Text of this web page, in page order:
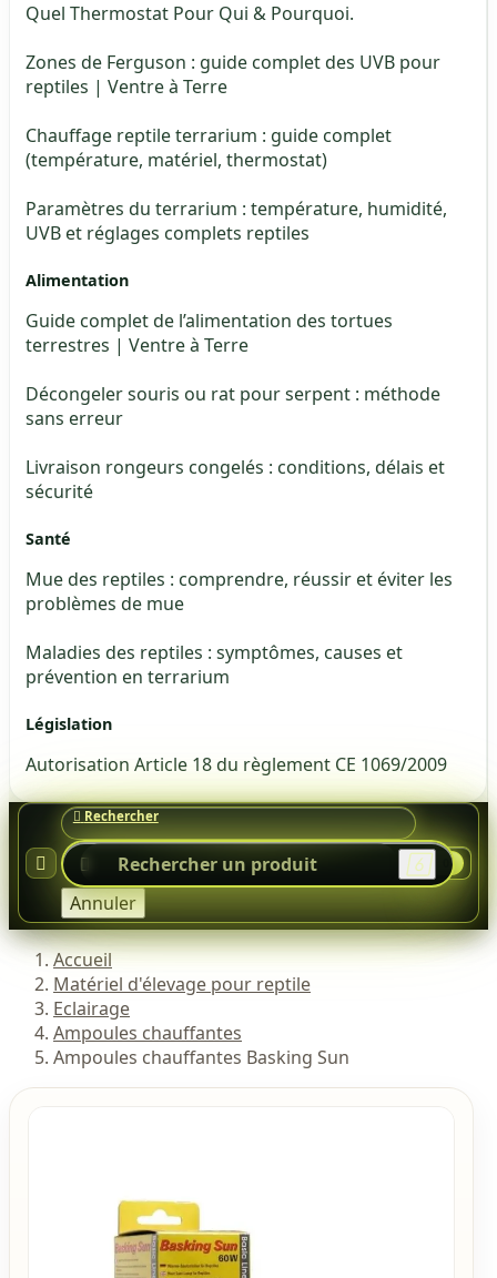
Quel Thermostat Pour Qui & Pourquoi.
Zones de Ferguson : guide complet des UVB pour
reptiles | Ventre à Terre
Chauffage reptile terrarium : guide complet
(température, matériel, thermostat)
Paramètres du terrarium : température, humidité,
UVB et réglages complets reptiles
Alimentation
Guide complet de l’alimentation des tortues
terrestres | Ventre à Terre
Décongeler souris ou rat pour serpent : méthode
sans erreur
Livraison rongeurs congelés : conditions, délais et
sécurité
Santé
Mue des reptiles : comprendre, réussir et éviter les
problèmes de mue
Maladies des reptiles : symptômes, causes et
prévention en terrarium
Législation
Autorisation Article 18 du règlement CE 1069/2009



Annuler

Accueil
Matériel d'élevage pour reptile
Eclairage
Ampoules chauffantes
Ampoules chauffantes Basking Sun